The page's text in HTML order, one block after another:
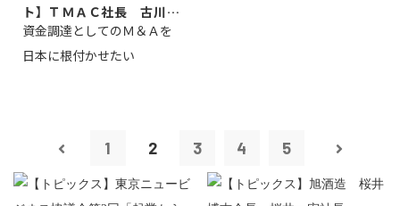
ト】ＴＭＡＣ社長 古川英
一
資金調達としてのＭ＆Ａを
日本に根付かせたい
1 2 3 4 5